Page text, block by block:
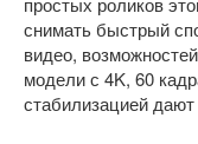
снимать быстрый
видео,
модели с 4K, 60
стабилизацией